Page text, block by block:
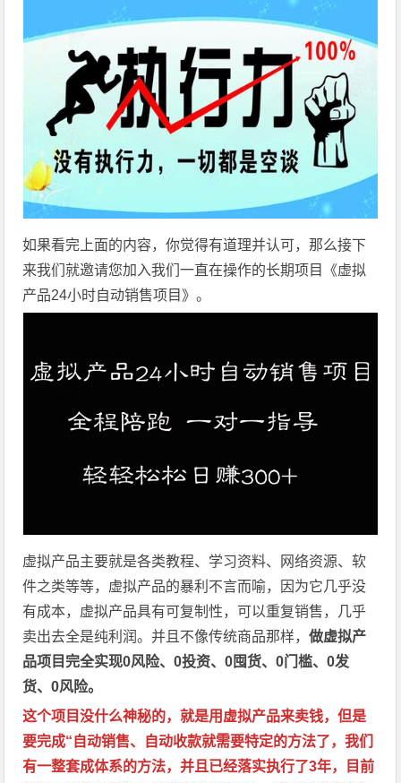
如果看完上面的内容，你觉得有道理并认可，那么接下
来我们就邀请您加入我们一直在操作的长期项目《虚拟
产品24小时自动销售项目》。
虚拟产品主要就是各类教程、学习资料、网络资源、软
件之类等等，虚拟产品的暴利不言而喻，因为它几乎没
有成本，虚拟产品具有可复制性，可以重复销售，几乎
卖出去全是纯利润。并且不像传统商品那样，做虚拟产
品项目完全实现0风险、0投资、0囤货、0门槛、0发
货、0风险。
这个项目没什么神秘的，就是用虚拟产品来卖钱，但是
要完成“自动销售、自动收款就需要特定的方法了，我们
有一整套成体系的方法，并且已经落实执行了3年，目前